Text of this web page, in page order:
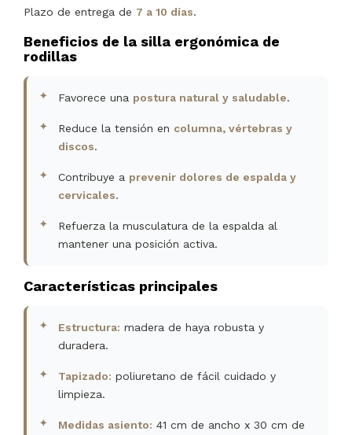
Plazo de entrega de 7 a 10 días.
Beneficios de la silla ergonómica de
rodillas
Favorece una postura natural y saludable.
Reduce la tensión en columna, vértebras y
discos.
Contribuye a prevenir dolores de espalda y
cervicales.
Refuerza la musculatura de la espalda al
mantener una posición activa.
Características principales
Estructura: madera de haya robusta y
duradera.
Tapizado: poliuretano de fácil cuidado y
limpieza.
Medidas asiento: 41 cm de ancho x 30 cm de